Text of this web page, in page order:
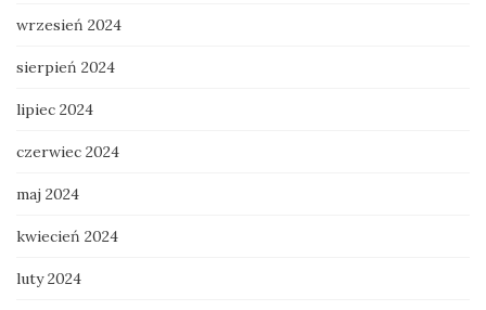
wrzesień 2024
sierpień 2024
lipiec 2024
czerwiec 2024
maj 2024
kwiecień 2024
luty 2024